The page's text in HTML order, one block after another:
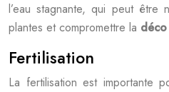
l’eau stagnante, qui peut être
plantes et compromettre la
Fertilisation
La fertilisation est importante